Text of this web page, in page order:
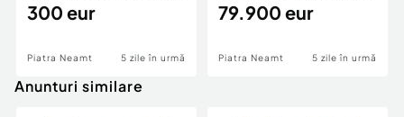
mobilat și utilat, 300
300 eur
Piatra Neamt 5 zile în urmă
și utilat, et 2–Central,
79.900 eur
Piatra Neamt 5 zile în urmă
Anunturi similare